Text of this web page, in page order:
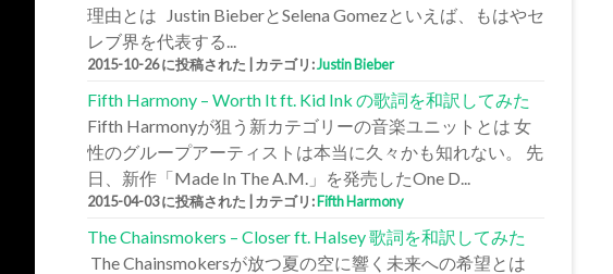
理由とは Justin BieberとSelena Gomezといえば、もはやセ
レブ界を代表する...
2015-10-26 に投稿された カテゴリ:Justin Bieber
Fifth Harmony – Worth It ft. Kid Ink の歌詞を和訳してみた
Fifth Harmonyが狙う新カテゴリーの音楽ユニットとは 女
性のグループアーティストは本当に久々かも知れない。 先
日、新作「Made In The A.M.」を発売したOne D...
2015-04-03 に投稿された カテゴリ:Fifth Harmony
The Chainsmokers – Closer ft. Halsey 歌詞を和訳してみた
The Chainsmokersが放つ夏の空に響く未来への希望とは